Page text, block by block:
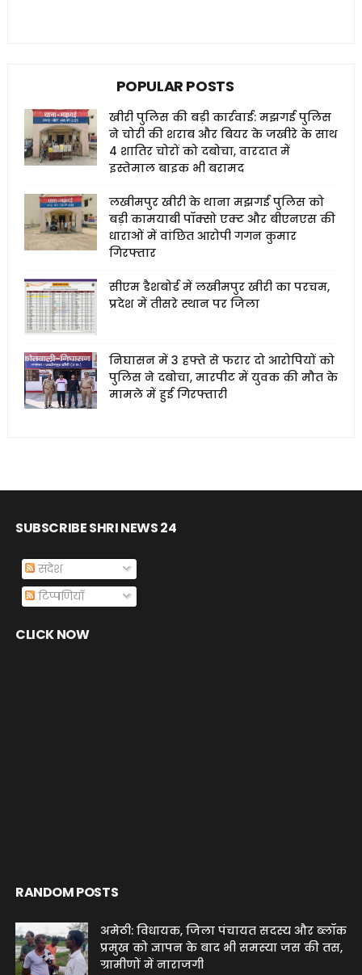
POPULAR POSTS
खीरी पुलिस की बड़ी कार्रवाई: मझगई पुलिस
ने चोरी की शराब और बियर के जखीरे के साथ
4 शातिर चोरों को दबोचा, वारदात में
इस्तेमाल बाइक भी बरामद
लखीमपुर खीरी के थाना मझगई पुलिस को
बड़ी कामयाबी पॉक्सो एक्ट और बीएनएस की
धाराओं में वांछित आरोपी गगन कुमार
गिरफ्तार
सीएम डैशबोर्ड में लखीमपुर खीरी का परचम,
प्रदेश में तीसरे स्थान पर जिला
निघासन में 3 हफ्ते से फरार दो आरोपियों को
पुलिस ने दबोचा, मारपीट में युवक की मौत के
मामले में हुई गिरफ्तारी
SUBSCRIBE SHRI NEWS 24
संदेश
टिप्पणियाँ
CLICK NOW
RANDOM POSTS
अमेठी: विधायक, जिला पंचायत सदस्य और ब्लॉक
प्रमुख को ज्ञापन के बाद भी समस्या जस की तस,
ग्रामीणों में नाराजगी